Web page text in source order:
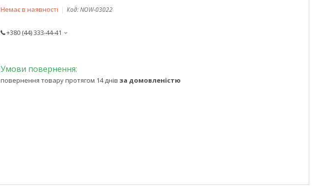
Немає в наявності Код:NOW-03022
+380 (44) 333-44-41
повернення товару протягом 14 днів за домовленістю